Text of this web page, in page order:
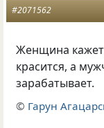
#2071562
Женщина
красится, а
зарабатывает.
© Гарун